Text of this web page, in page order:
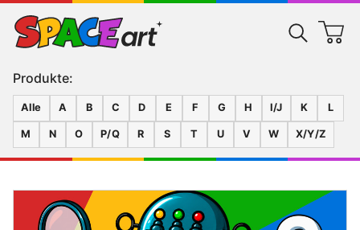
Produkte:
Alle A B C D E F G H I/J K L
M N O P/Q R S T U V W X/Y/Z